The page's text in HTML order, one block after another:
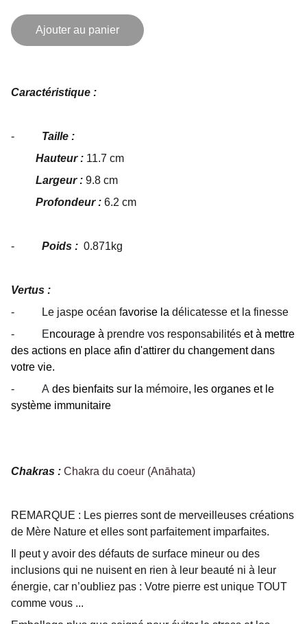
Ajouter au panier
Caractéristique :
- Taille :
Hauteur : 11.7 cm
Largeur : 9.8 cm
Profondeur : 6.2 cm
- Poids : 0.871kg
Vertus :
- Le jaspe océan favorise la délicatesse et la finesse
-
Encourage à prendre vos responsabilités et à mettre
des actions en place afin d'attirer du changement dans
votre vie.
-
A des bienfaits sur la mémoire, les organes et le
système immunitaire
Chakras : Chakra du coeur (Anāhata)
REMARQUE : Les pierres sont de merveilleuses créations
de Mère Nature et elles sont parfaitement imparfaites.
Il peut y avoir des défauts de surface mineur ou des
inclusions qui ne nuisent en rien à leur beauté ni à leur
énergie, car n’oubliez pas : Votre pierre est unique TOUT
comme vous ...